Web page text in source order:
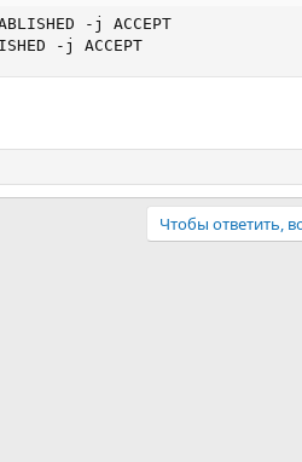
-j ACCEPT
-j ACCEPT
Чтобы ответить,